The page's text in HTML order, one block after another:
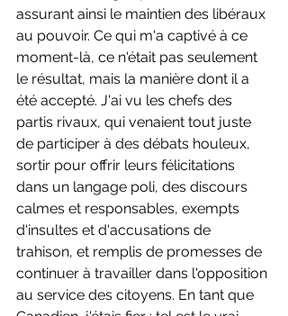
assurant ainsi le maintien des libéraux
au pouvoir. Ce qui m'a captivé à ce
moment-là, ce n'était pas seulement
le résultat, mais la manière dont il a
été accepté. J'ai vu les chefs des
partis rivaux, qui venaient tout juste
de participer à des débats houleux,
sortir pour offrir leurs félicitations
dans un langage poli, des discours
calmes et responsables, exempts
d'insultes et d'accusations de
trahison, et remplis de promesses de
continuer à travailler dans l'opposition
au service des citoyens. En tant que